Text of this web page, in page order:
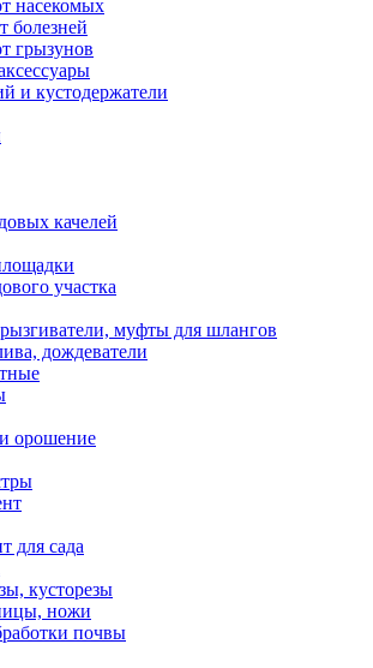
насекомых
болезней
грызунов
и кустодержатели
качелей
участка
муфты для шлангов
дождеватели
орошение
для сада
кусторезы
ножи
почвы